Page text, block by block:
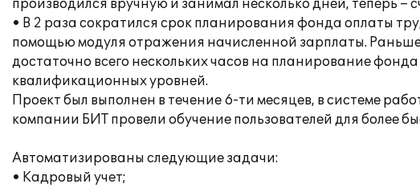
производился вручную и занимал несколько дней, теперь –
• В 2 раза сократился срок планирования фонда оплаты
помощью модуля отражения начисленной зарплаты. Раньше
достаточно всего нескольких часов на планирование
квалификационных уровней.
Проект был выполнен в течение 6-ти месяцев, в системе
компании БИТ провели обучение пользователей для более
Автоматизированы следующие задачи:
• Кадровый учет;